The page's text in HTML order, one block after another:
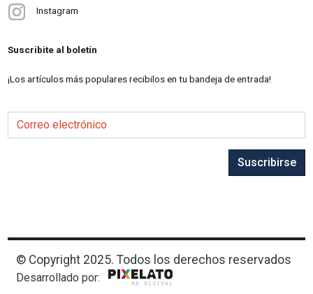
Instagram
Suscribite al boletín
¡Los artículos más populares recibilos en tu bandeja de entrada!
Correo electrónico
Suscribirse
© Copyright 2025. Todos los derechos reservados
Desarrollado por: